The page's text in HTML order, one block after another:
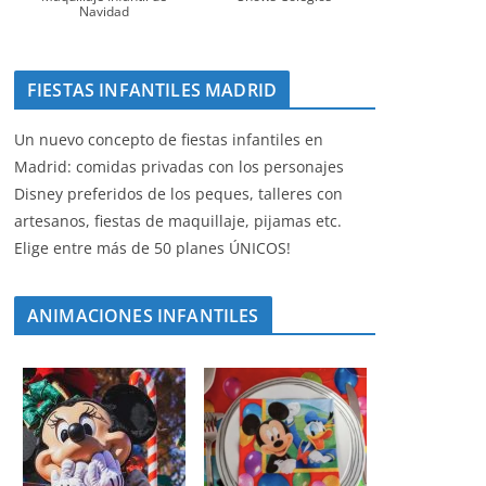
Navidad
FIESTAS INFANTILES MADRID
Un nuevo concepto de fiestas infantiles en
Madrid: comidas privadas con los personajes
Disney preferidos de los peques, talleres con
artesanos, fiestas de maquillaje, pijamas etc.
Elige entre más de 50 planes ÚNICOS!
ANIMACIONES INFANTILES